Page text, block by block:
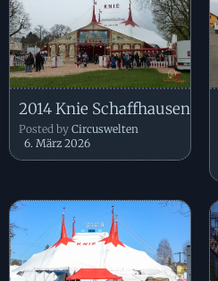
2014 Knie Schaffhausen
Posted by Circuswelten
6. März 2026